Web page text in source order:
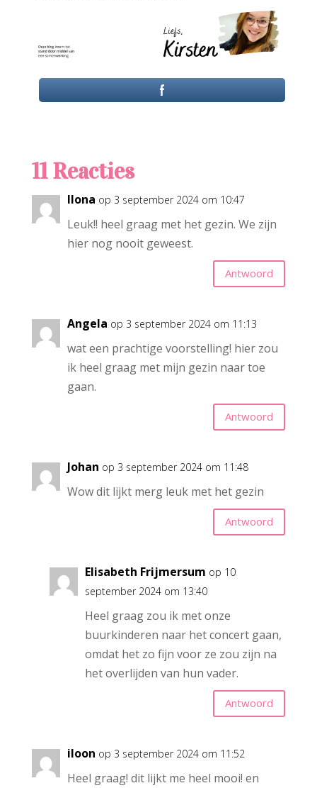
11 Reacties
Ilona op 3 september 2024 om 10:47
Leuk!! heel graag met het gezin. We zijn
hier nog nooit geweest.
Antwoord
Angela op 3 september 2024 om 11:13
wat een prachtige voorstelling! hier zou
ik heel graag met mijn gezin naar toe
gaan.
Antwoord
Johan op 3 september 2024 om 11:48
Wow dit lijkt merg leuk met het gezin
Antwoord
Elisabeth Frijmersum op 10
september 2024 om 13:40
Heel graag zou ik met onze
buurkinderen naar het concert gaan,
omdat het zo fijn voor ze zou zijn na
het overlijden van hun vader.
Antwoord
iloon op 3 september 2024 om 11:52
Heel graag! dit lijkt me heel mooi! en